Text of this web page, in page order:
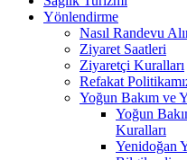
Yönlendirme
Nasıl Randevu
Ziyaret Saatleri
Ziyaretçi Kuralları
Refakat
Yoğun Bakım ve
Yoğun
Kuralları
Yenidoğan